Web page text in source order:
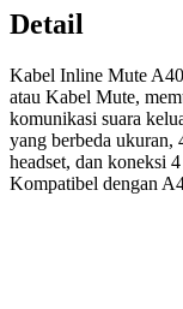
Detail
Kabel Inline Mute
atau Kabel Mute,
komunikasi suara
yang berbeda
headset, dan koneksi
Kompatibel dengan